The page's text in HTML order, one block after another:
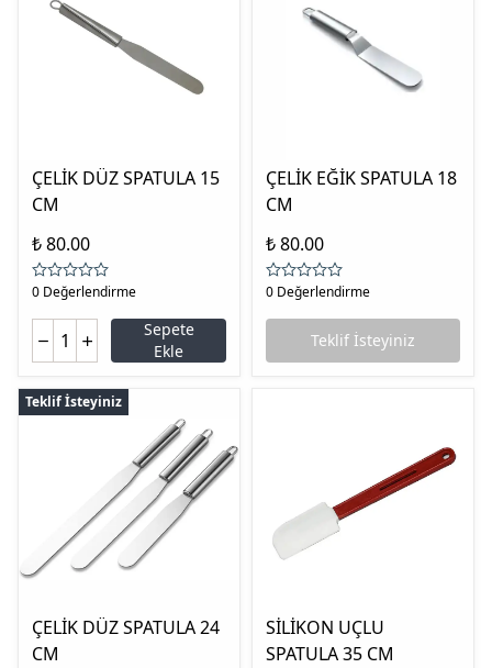
ÇELİK DÜZ SPATULA 15
CM
₺ 80.00
0 Değerlendirme
Sepete
Ekle
ÇELİK EĞİK SPATULA 18
CM
₺ 80.00
0 Değerlendirme
Teklif İsteyiniz
Teklif İsteyiniz
ÇELİK DÜZ SPATULA 24
CM
SİLİKON UÇLU
SPATULA 35 CM